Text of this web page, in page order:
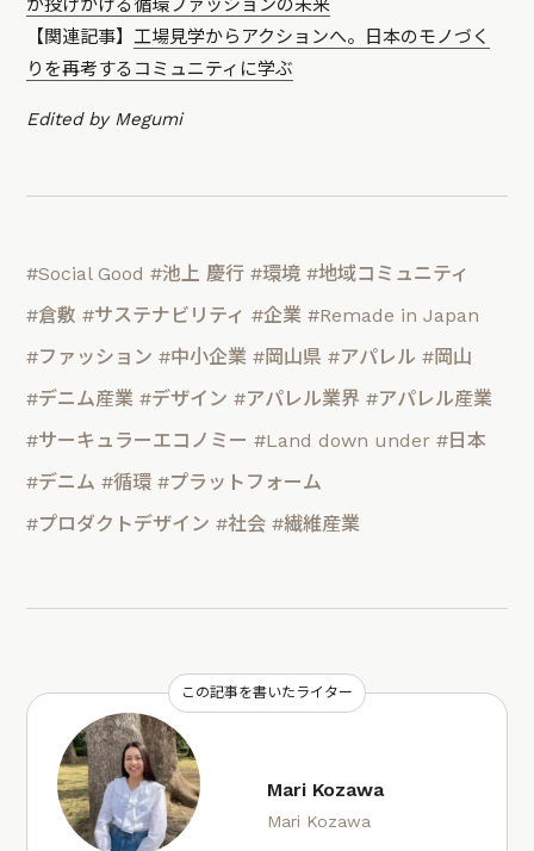
が投げかける循環ファッションの未来
【関連記事】工場見学からアクションへ。日本のモノづく
りを再考するコミュニティに学ぶ
Edited by Megumi
#Social Good #池上 慶行 #環境 #地域コミュニティ
#倉敷 #サステナビリティ #企業 #Remade in Japan
#ファッション #中小企業 #岡山県 #アパレル #岡山
#デニム産業 #デザイン #アパレル業界 #アパレル産業
#サーキュラーエコノミー #Land down under #日本
#デニム #循環 #プラットフォーム
#プロダクトデザイン #社会 #繊維産業
この記事を書いたライター
Mari Kozawa
Mari Kozawa